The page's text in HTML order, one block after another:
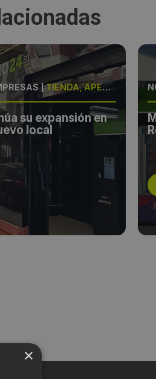
|TIENDA, APERTURA
su expansión en
local
×